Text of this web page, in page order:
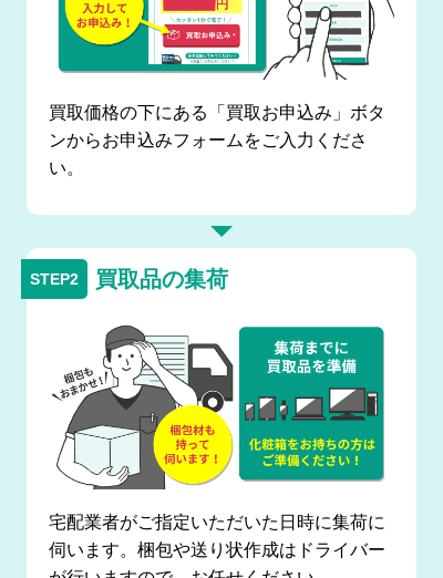
買取価格の下にある「買取お申込み」ボタ
ンからお申込みフォームをご入力くださ
い。
買取品の集荷
宅配業者がご指定いただいた日時に集荷に
伺います。梱包や送り状作成はドライバー